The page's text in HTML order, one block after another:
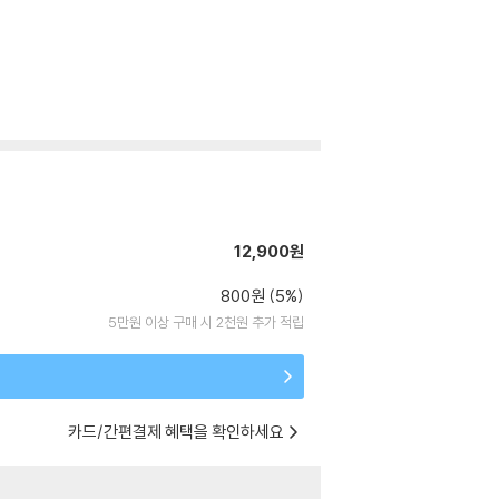
12,900원
800원 (5%)
5만원 이상 구매 시 2천원 추가 적립
카드/간편결제 혜택을 확인하세요